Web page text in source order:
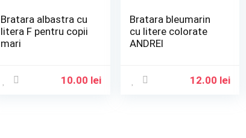
Bratara albastra cu
litera F pentru copii
mari
10.00 lei
Bratara bleumarin
cu litere colorate
ANDREI
12.00 lei